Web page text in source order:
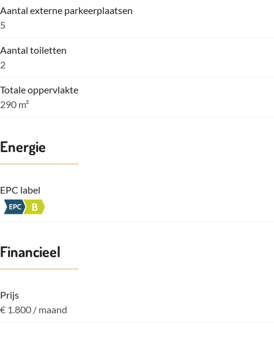
Aantal externe parkeerplaatsen
5
Aantal toiletten
2
Totale oppervlakte
290 m²
Energie
EPC label
Financieel
Prijs
€ 1.800 / maand